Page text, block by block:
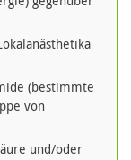
(bestimmte
von
und/oder